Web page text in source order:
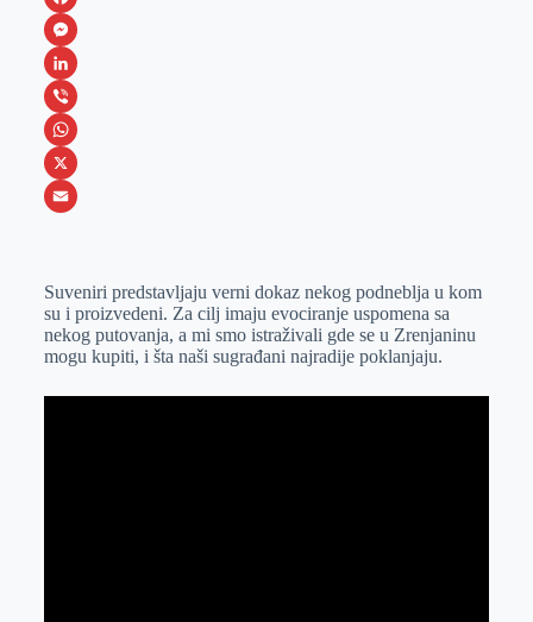
F
a
c
e
b
o
M
e
s
s
e
e
r
L
i
n
k
I
n
V
i
b
W
h
s
A
p
p
X
a
i
l
Suveniri predstavljaju verni dokaz nekog podneblja u kom
su i proizvedeni. Za cilj imaju evociranje uspomena sa
nekog putovanja, a mi smo istraživali gde se u Zrenjaninu
mogu kupiti, i šta naši sugrađani najradije poklanjaju.